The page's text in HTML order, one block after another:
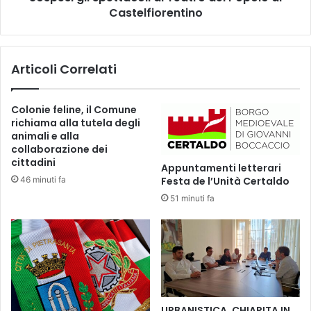
r
o
t
t
o
z
n
e
r
r
e
d
t
o
l
i
T
t
r
o
d
e
Castelfiorentino
Articoli Correlati
Colonie feline, il Comune
richiama alla tutela degli
animali e alla
collaborazione dei
cittadini
46 minuti fa
Appuntamenti letterari
Festa de l’Unità Certaldo
51 minuti fa